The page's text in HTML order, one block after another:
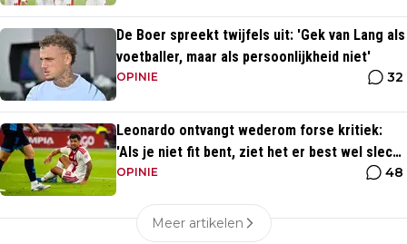
De Boer spreekt twijfels uit: 'Gek van Lang als
voetballer, maar als persoonlijkheid niet'
OPINIE 32
Leonardo ontvangt wederom forse kritiek:
'Als je niet fit bent, ziet het er best wel slecht
uit'
OPINIE 48
Meer artikelen